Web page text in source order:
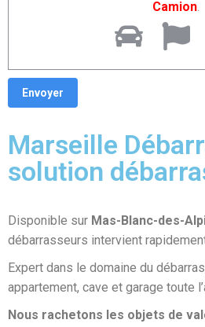
Camion.
Marseille
solution
Disponible sur Mas-Blanc-des-
débarrasseurs intervient
Expert dans le domaine du
appartement, cave et garage toute
Nous rachetons les objets de